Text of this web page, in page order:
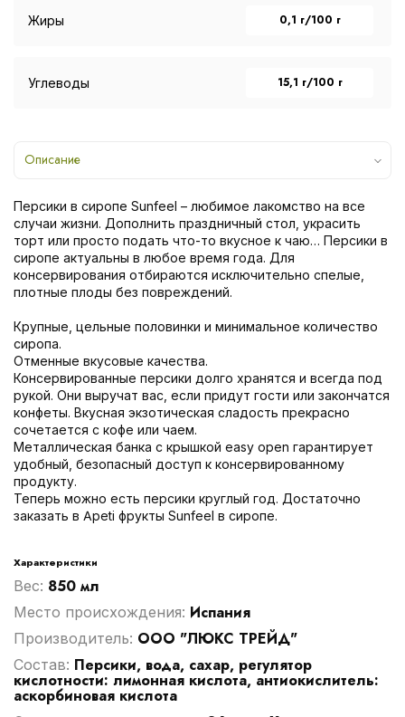
Жиры 0,1 г/100 г
Углеводы 15,1 г/100 г
Описание
Персики в сиропе Sunfeel – любимое лакомство на все
случаи жизни. Дополнить праздничный стол, украсить
торт или просто подать что-то вкусное к чаю… Персики в
сиропе актуальны в любое время года. Для
консервирования отбираются исключительно спелые,
плотные плоды без повреждений.
Крупные, цельные половинки и минимальное количество
сиропа.
Отменные вкусовые качества.
Консервированные персики долго хранятся и всегда под
рукой. Они выручат вас, если придут гости или закончатся
конфеты. Вкусная экзотическая сладость прекрасно
сочетается с кофе или чаем.
Металлическая банка с крышкой easy open гарантирует
удобный, безопасный доступ к консервированному
продукту.
Теперь можно есть персики круглый год. Достаточно
заказать в Apeti фрукты Sunfeel в сиропе.
Характеристики
Вес: 850 мл
Место происхождения: Испания
Производитель: ООО "ЛЮКС ТРЕЙД"
Cостав: Персики, вода, сахар, регулятор
кислотности: лимонная кислота, антиокислитель:
аскорбиновая кислота